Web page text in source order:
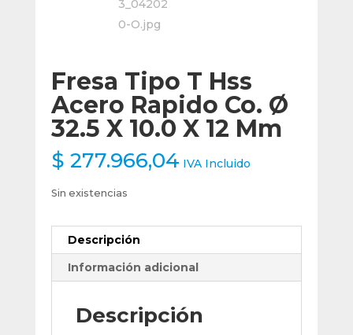
Fresa Tipo T Hss
Acero Rapido Co. Ø
32.5 X 10.0 X 12 Mm
$ 277.966,04 IVA Incluido
Sin existencias
Descripción
Información adicional
Descripción